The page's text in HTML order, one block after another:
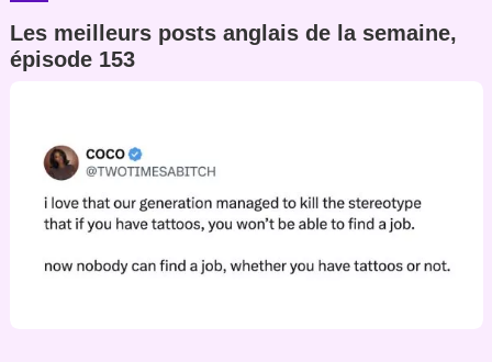
Les meilleurs posts anglais de la semaine,
épisode 153